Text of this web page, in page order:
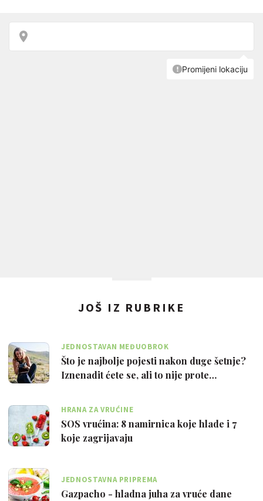
JOŠ IZ RUBRIKE
JEDNOSTAVAN MEĐUOBROK
Što je najbolje pojesti nakon duge šetnje?
Iznenadit ćete se, ali to nije prote…
HRANA ZA VRUĆINE
SOS vrućina: 8 namirnica koje hlade i 7
koje zagrijavaju
JEDNOSTAVNA PRIPREMA
Gazpacho - hladna juha za vruće dane